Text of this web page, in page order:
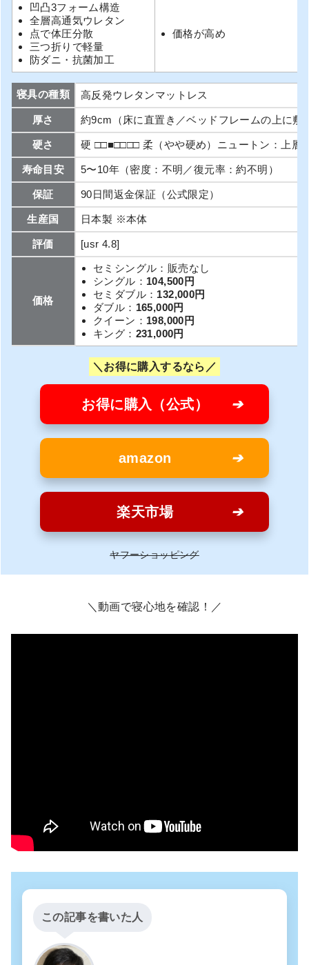
凹凸3フォーム構造
全層高通気ウレタン
点で体圧分散
三つ折りで軽量
防ダニ・抗菌加工
価格が高め
寝具の種類 高反発ウレタンマットレス
厚さ 約9cm（床に直置き／ベッドフレームの上に敷
硬さ 硬 □□■□□□□ 柔（やや硬め）ニュートン：上
寿命目安 5〜10年（密度：不明／復元率：約不明）
保証 90日間返金保証（公式限定）
生産国 日本製 ※本体
評価 [usr 4.8]
価格
セミシングル：販売なし
シングル： 104,500円
セミダブル： 132,000円
ダブル： 165,000円
クイーン： 198,000円
キング： 231,000円
お得に購入するなら
お得に購入（公式）
amazon
楽天市場
ヤフーショッピング
＼動画で寝心地を確認！／
この記事を書いた人